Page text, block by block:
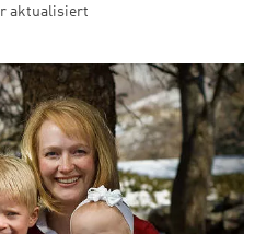
aktualisiert